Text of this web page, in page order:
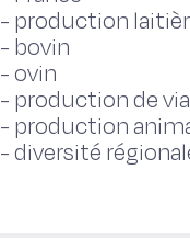
- production
- bovin
-ovin
- production de
- production
-diversité